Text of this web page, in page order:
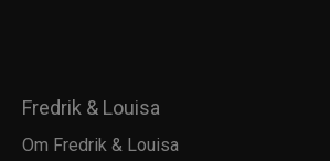
Fredrik & Louisa
Om Fredrik & Louisa